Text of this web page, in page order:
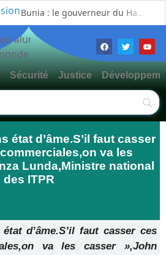
Bunia : le gouverneur du Haut-Uélé, Jean Bakomito Gambu, en mission de travail pour renforcer la coordination sécuritaire et sanitaire avec l’Ituri
Bunia : l’AIDAC-ASBL organise une prière d’action de grâce en l’honneur des finalistes musulmans admis à l’Examen d’État édition 2026
Ituri : un centre de traitement Ebola de plus de 100 lits ouvre ses portes pour renforcer la riposte
Ituri / Riposte contre Ebola : World Vision forme 50 leaders religieux à Bunia pour transformer la foi en actions contre Ebola
Djugu : l’ASADS et ALCAM sensibilisent près de 300 déplacés de Plaine Savo sur la protection des enfants et la cohésion sociale
Météo : une journée partiellement ensoleillée avec un risque d’orages ce vendredi à Bunia
Sécurité Justice
état d’âme.S’il faut casser
va les
Lunda,Ministre national
des ITPR
d’âme.S’il faut casser ces
va les casser »,John